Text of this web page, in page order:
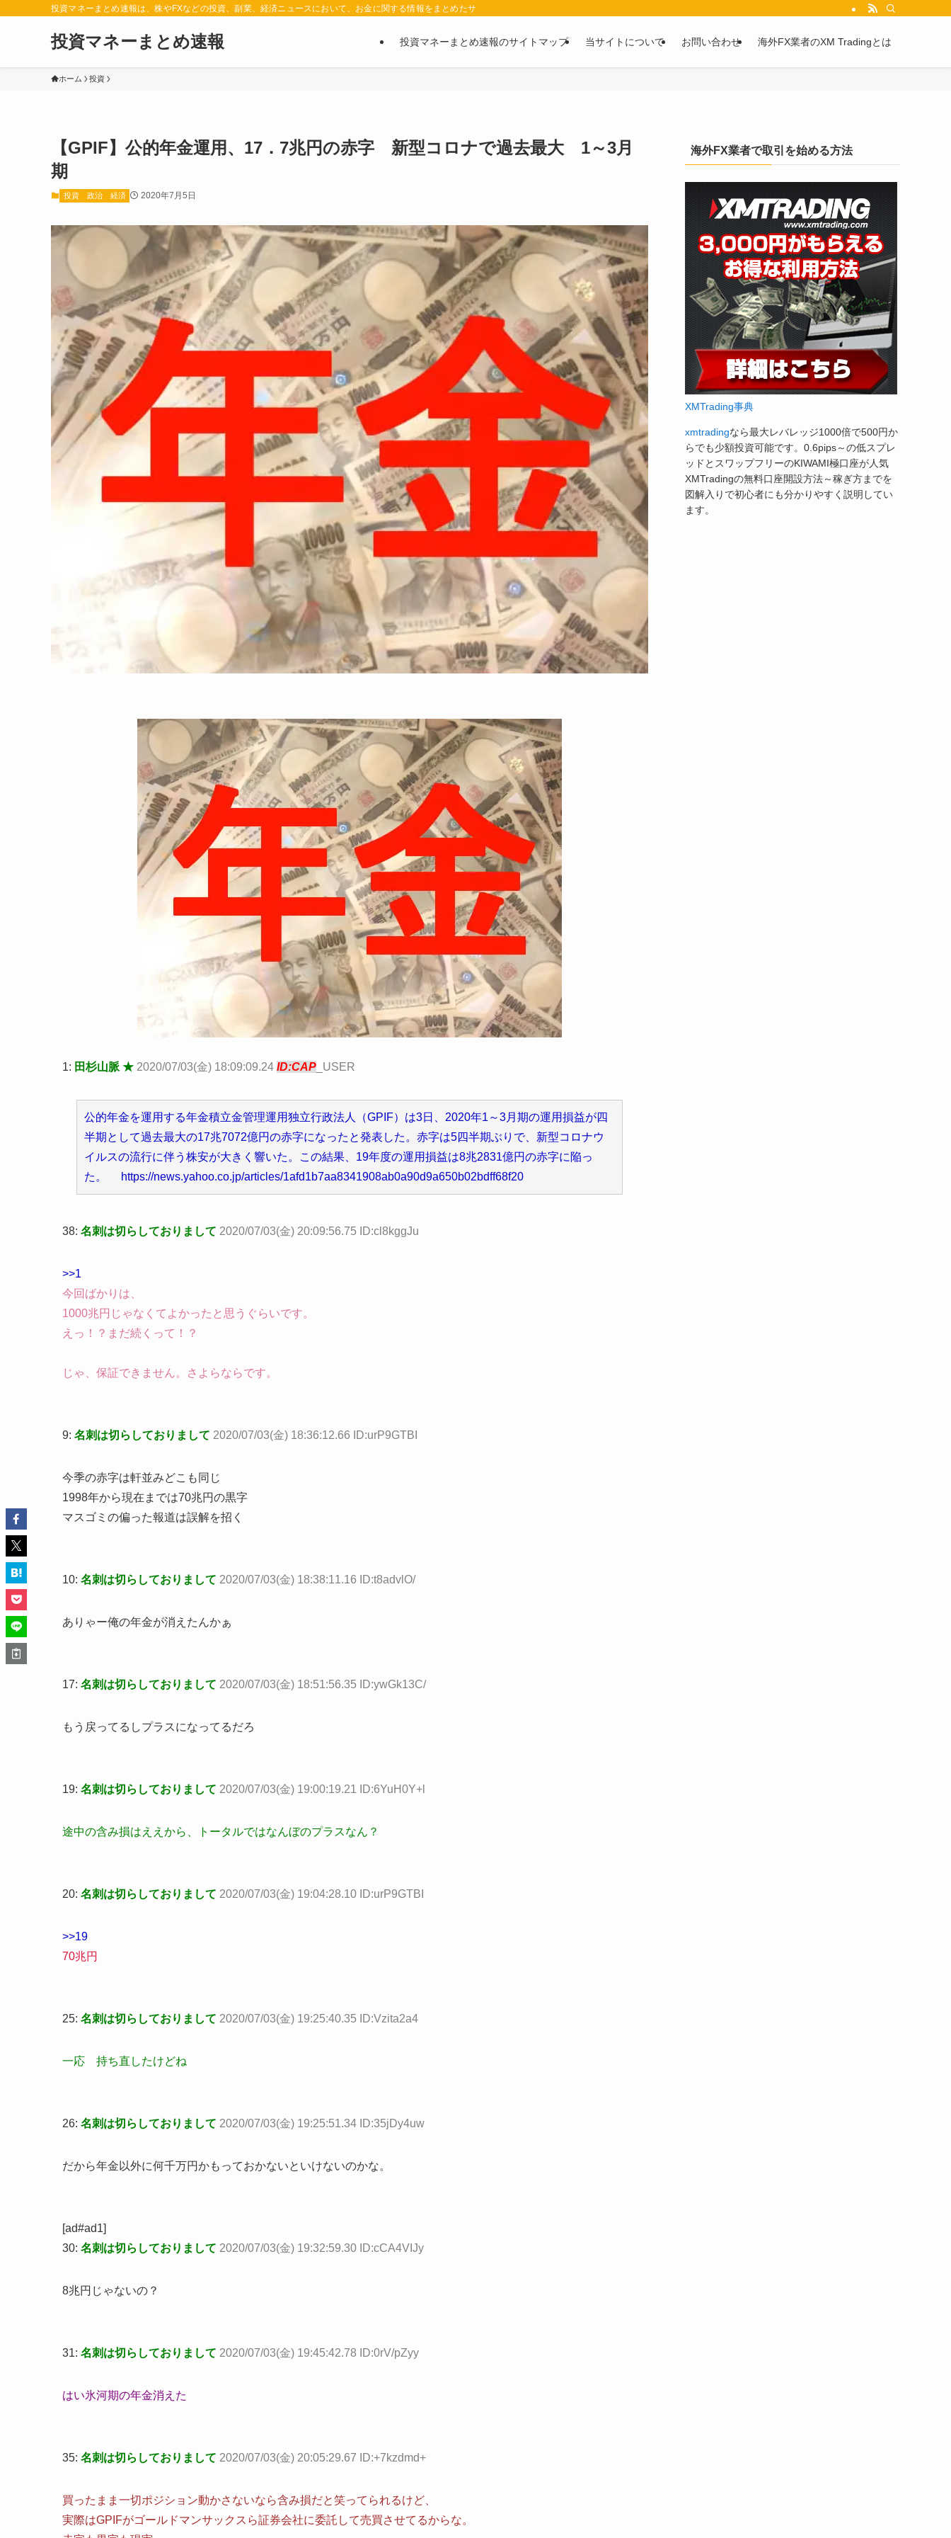
投資マネーまとめ速報は、株やFXなどの投資、副業、経済ニュースにおいて、お金に関する情報をまとめたサイトです。お金に関する情報の口コミや評判を2chや5chからピックアップしています。
投資マネーまとめ速報 投資マネーまとめ速報のサイトマップ 当サイトについて お問い合わせ 海外FX業者のXM Tradingとは
ホーム 投資
【GPIF】公的年金運用、17．7兆円の赤字 新型コロナで過去最大 1～3月
期
投資 政治 経済 2020年7月5日
1: 田杉山脈 ★ 2020/07/03(金) 18:09:09.24 ID:CAP _USER
公的年金を運用する年金積立金管理運用独立行政法人（GPIF）は3日、2020年1～3月期の運用損益が四
半期として過去最大の17兆7072億円の赤字になったと発表した。赤字は5四半期ぶりで、新型コロナウ
イルスの流行に伴う株安が大きく響いた。この結果、19年度の運用損益は8兆2831億円の赤字に陥っ
た。 https://news.yahoo.co.jp/articles/1afd1b7aa8341908ab0a90d9a650b02bdff68f20
38: 名刺は切らしておりまして 2020/07/03(金) 20:09:56.75 ID:cl8kggJu
>>1
今回ばかりは、
1000兆円じゃなくてよかったと思うぐらいです。
えっ！？まだ続くって！？
じゃ、保証できません。さよらならです。
9: 名刺は切らしておりまして 2020/07/03(金) 18:36:12.66 ID:urP9GTBI
今季の赤字は軒並みどこも同じ
1998年から現在までは70兆円の黒字
マスゴミの偏った報道は誤解を招く
10: 名刺は切らしておりまして 2020/07/03(金) 18:38:11.16 ID:t8advlO/
ありゃー俺の年金が消えたんかぁ
17: 名刺は切らしておりまして 2020/07/03(金) 18:51:56.35 ID:ywGk13C/
もう戻ってるしプラスになってるだろ
19: 名刺は切らしておりまして 2020/07/03(金) 19:00:19.21 ID:6YuH0Y+l
途中の含み損はええから、トータルではなんぼのプラスなん？
20: 名刺は切らしておりまして 2020/07/03(金) 19:04:28.10 ID:urP9GTBI
>>19
70兆円
25: 名刺は切らしておりまして 2020/07/03(金) 19:25:40.35 ID:Vzita2a4
一応 持ち直したけどね
26: 名刺は切らしておりまして 2020/07/03(金) 19:25:51.34 ID:35jDy4uw
だから年金以外に何千万円かもっておかないといけないのかな。
[ad#ad1]
30: 名刺は切らしておりまして 2020/07/03(金) 19:32:59.30 ID:cCA4VIJy
8兆円じゃないの？
31: 名刺は切らしておりまして 2020/07/03(金) 19:45:42.78 ID:0rV/pZyy
はい氷河期の年金消えた
35: 名刺は切らしておりまして 2020/07/03(金) 20:05:29.67 ID:+7kzdmd+
買ったまま一切ポジション動かさないなら含み損だと笑ってられるけど、
実際はGPIFがゴールドマンサックスら証券会社に委託して売買させてるからな。
海外FX業者で取引を始める方法
XMTrading事典
xmtradingなら最大レバレッジ1000倍で500円か
らでも少額投資可能です。0.6pips～の低スプレ
ッドとスワップフリーのKIWAMI極口座が人気
XMTradingの無料口座開設方法～稼ぎ方までを
図解入りで初心者にも分かりやすく説明してい
ます。